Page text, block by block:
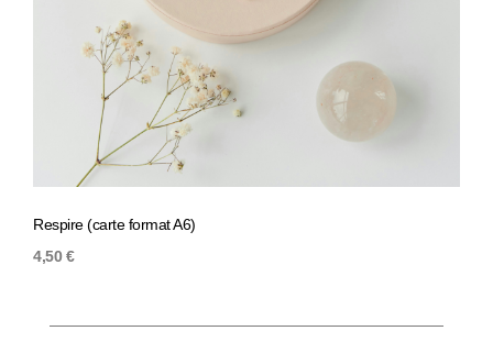
Respire (carte format A6)
4,50€